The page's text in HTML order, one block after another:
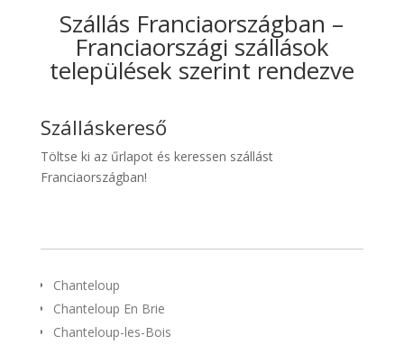
Discover
Cars
Transzfer
Taxi
Szállás Franciaországban –
Franciaországi szállások
települések szerint rendezve
Szálláskereső
Töltse ki az űrlapot és keressen szállást
Franciaországban!
Chanteloup
Chanteloup En Brie
Chanteloup-les-Bois